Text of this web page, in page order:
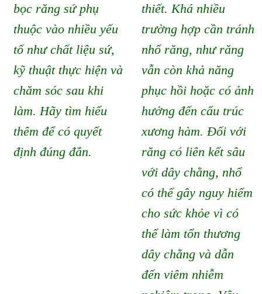
bọc răng sứ phụ
thuộc vào nhiều yếu
tố như chất liệu sứ,
kỹ thuật thực hiện và
chăm sóc sau khi
làm. Hãy tìm hiểu
thêm để có quyết
định đúng đắn.
thiết. Khá nhiều
trường hợp cần tránh
nhổ răng, như răng
vẫn còn khả năng
phục hồi hoặc có ảnh
hưởng đến cấu trúc
xương hàm. Đối với
răng có liên kết sâu
với dây chằng, nhổ
có thể gây nguy hiểm
cho sức khỏe vì có
thể làm tổn thương
dây chằng và dẫn
đến viêm nhiễm